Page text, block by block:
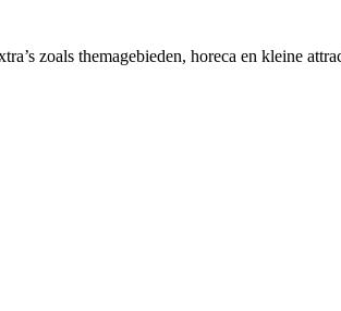
zoals themagebieden, horeca en kleine